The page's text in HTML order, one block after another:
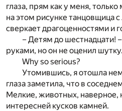
глаза, прям как у меня,
на этом рисунке танцовщица
сверкает драгоценностями и
– Детям до шестнадцати!
руками, но он не оценил
Why so serious?
Утомившись, я отошла
глаза заметила, что в
Мелкие, животных, наверное,
интересней кусков камней.